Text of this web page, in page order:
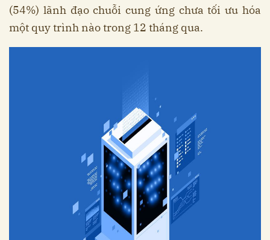
(54%) lãnh đạo chuỗi cung ứng chưa tối ưu hóa
một quy trình nào trong 12 tháng qua.